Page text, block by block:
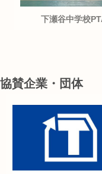
下瀬谷中学校
協賛企業・団体